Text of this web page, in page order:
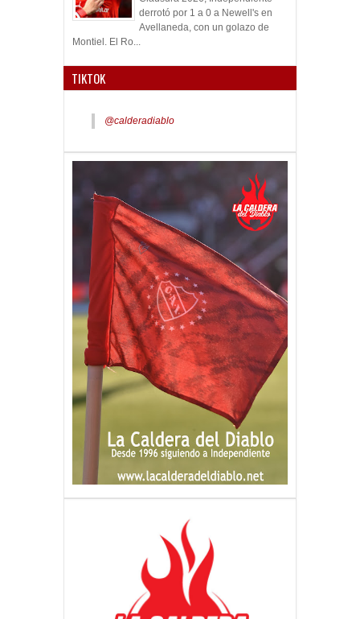
derrotó por 1 a 0 a Newell's en
Avellaneda, con un golazo de
Montiel. El Ro...
TIKTOK
@calderadiablo